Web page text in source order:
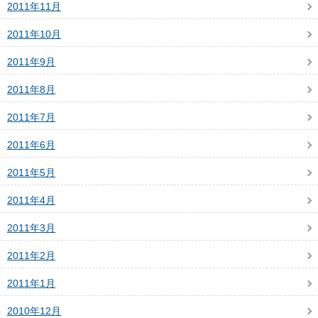
2011年11月
2011年10月
2011年9月
2011年8月
2011年7月
2011年6月
2011年5月
2011年4月
2011年3月
2011年2月
2011年1月
2010年12月